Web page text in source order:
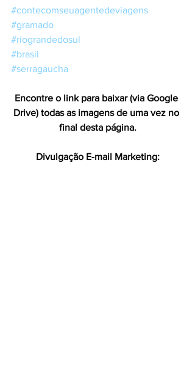
#contecomseuagentedeviagens
#gramado
#riograndedosul
#brasil
#serragaucha
Encontre o link para baixar (via Google
Drive) todas as imagens de uma vez no
final desta página.
Divulgação E-mail Marketing: